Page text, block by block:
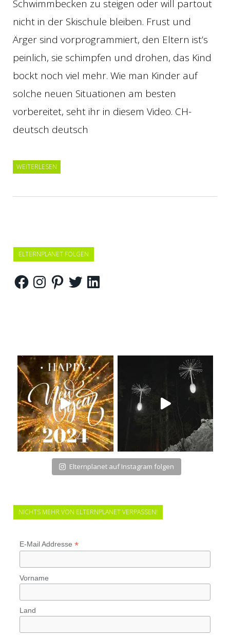
Schwimmbecken zu steigen oder will partout
nicht in der Skischule bleiben. Frust und
Ärger sind vorprogrammiert, den Eltern ist’s
peinlich, sie schimpfen und drohen, das Kind
bockt noch viel mehr. Wie man Kinder auf
solche neuen Situationen am besten
vorbereitet, seht ihr in diesem Video. CH-
deutsch deutsch
WEITERLESEN
ELTERNPLANET FOLGEN
FacebookInstagramPinterestTwitterLinkedIn
Elternplanet auf Instagram folgen
NICHTS MEHR VON ELTERNPLANET VERPASSEN!
E-Mail Addresse *
Vorname
Land